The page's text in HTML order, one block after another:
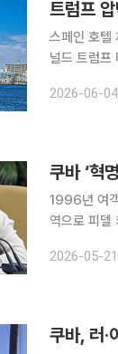
트럼프
스페인 호텔
널드 트럼프
멜리아는 쿠
2026-06-
쿠바 ‘혁
1996년 여
역으로 피델
2026-05-
쿠바, 러